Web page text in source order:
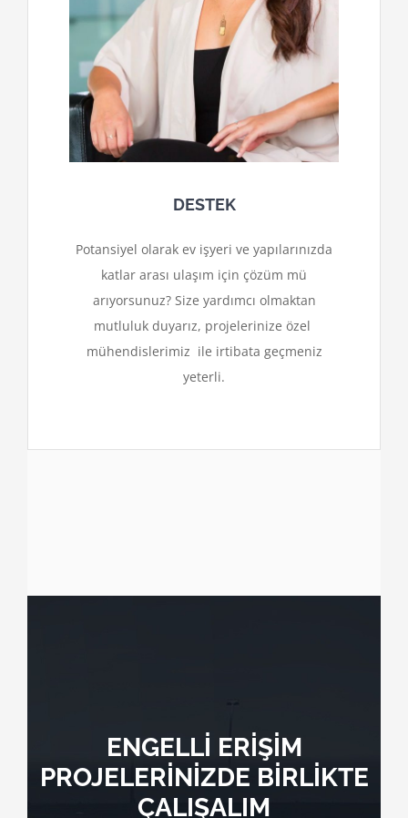
DESTEK
Potansiyel olarak ev işyeri ve yapılarınızda
katlar arası ulaşım için çözüm mü
arıyorsunuz? Size yardımcı olmaktan
mutluluk duyarız, projelerinize özel
mühendislerimiz ile irtibata geçmeniz
yeterli.
ENGELLİ ERİŞİM
PROJELERİNİZDE BİRLİKTE
ÇALIŞALIM